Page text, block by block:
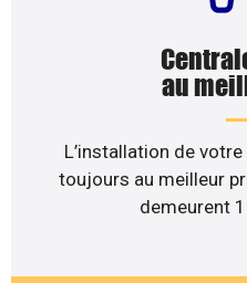
au
L’installation de
toujours au meilleur
demeurent